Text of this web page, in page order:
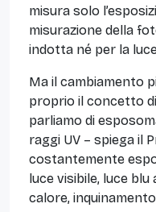
misura solo
misurazione della
indotta né per la luce
Ma il cambiamento
proprio il concetto
parliamo di
raggi UV – spiega il
costantemente
luce visibile, luce
calore,